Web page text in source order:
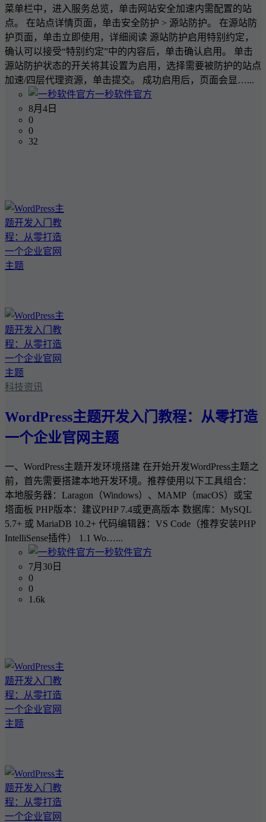
菜单栏中，进入服务总览，单击网站安全加速内需配置的站
点。 在站点详情页面，单击安全防护 > 源站防护。 在源站防
护页面，单击立即使用，详细阅读 源站防护启用特别约定，
确认可以接受“特别约定”中的内容后，单击确认启用。 单击
源站防护状态的开关将其设置为启用，选择需要被防护的站点
加速/四层代理资源，单击提交。 成功启用后，页面会显…...
一秒软件官方
8月4日
0
0
32
科技资讯
WordPress主题开发入门教程：从零打造
一个企业官网主题
一、WordPress主题开发环境搭建 在开始开发WordPress主题之
前，首先需要搭建本地开发环境。推荐使用以下工具组合：
本地服务器：Laragon（Windows）、MAMP（macOS）或宝
塔面板 PHP版本：建议PHP 7.4或更高版本 数据库：MySQL
5.7+ 或 MariaDB 10.2+ 代码编辑器：VS Code（推荐安装PHP
IntelliSense插件） 1.1 Wo…...
一秒软件官方
7月30日
0
0
1.6k